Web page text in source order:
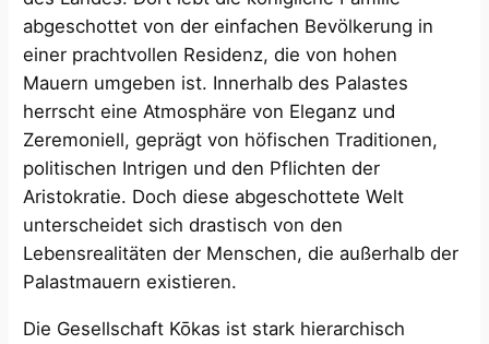
abgeschottet von der einfachen Bevölkerung in
einer prachtvollen Residenz, die von hohen
Mauern umgeben ist. Innerhalb des Palastes
herrscht eine Atmosphäre von Eleganz und
Zeremoniell, geprägt von höfischen Traditionen,
politischen Intrigen und den Pflichten der
Aristokratie. Doch diese abgeschottete Welt
unterscheidet sich drastisch von den
Lebensrealitäten der Menschen, die außerhalb der
Palastmauern existieren.
Die Gesellschaft Kōkas ist stark hierarchisch